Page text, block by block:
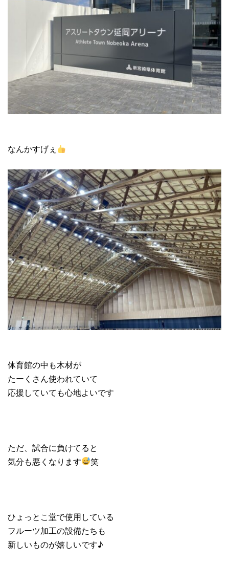
なんかすげぇ
体育館の中も木材が
たーくさん使われていて
応援していても心地よいです
ただ、試合に負けてると
気分も悪くなります
笑
ひょっとこ堂で使用している
フルーツ加工の設備たちも
新しいものが嬉しいです♪